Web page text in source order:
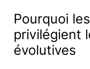
Pourquoi
privilégient
évolutives